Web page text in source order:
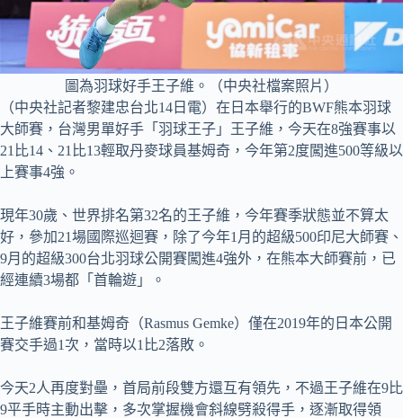
圖為羽球好手王子維。（中央社檔案照片）
（中央社記者黎建忠台北14日電）在日本舉行的BWF熊本羽球
大師賽，台灣男單好手「羽球王子」王子維，今天在8強賽事以
21比14、21比13輕取丹麥球員基姆奇，今年第2度闖進500等級以
上賽事4強。
現年30歲、世界排名第32名的王子維，今年賽季狀態並不算太
好，參加21場國際巡迴賽，除了今年1月的超級500印尼大師賽、
9月的超級300台北羽球公開賽闖進4強外，在熊本大師賽前，已
經連續3場都「首輪遊」。
王子維賽前和基姆奇（Rasmus Gemke）僅在2019年的日本公開
賽交手過1次，當時以1比2落敗。
今天2人再度對壘，首局前段雙方還互有領先，不過王子維在9比
9平手時主動出擊，多次掌握機會斜線劈殺得手，逐漸取得領